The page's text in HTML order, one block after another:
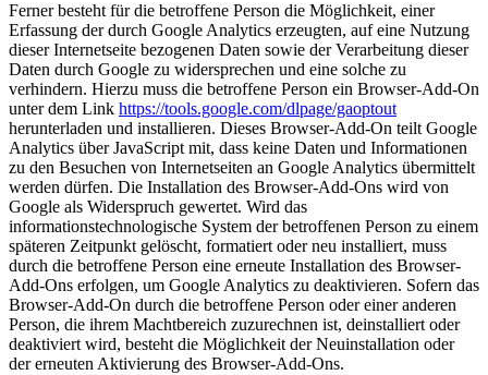
Ferner besteht für die betroffene Person die Möglichkeit, einer
Erfassung der durch Google Analytics erzeugten, auf eine Nutzung
dieser Internetseite bezogenen Daten sowie der Verarbeitung dieser
Daten durch Google zu widersprechen und eine solche zu
verhindern. Hierzu muss die betroffene Person ein Browser-Add-On
unter dem Link https://tools.google.com/dlpage/gaoptout
herunterladen und installieren. Dieses Browser-Add-On teilt Google
Analytics über JavaScript mit, dass keine Daten und Informationen
zu den Besuchen von Internetseiten an Google Analytics übermittelt
werden dürfen. Die Installation des Browser-Add-Ons wird von
Google als Widerspruch gewertet. Wird das
informationstechnologische System der betroffenen Person zu einem
späteren Zeitpunkt gelöscht, formatiert oder neu installiert, muss
durch die betroffene Person eine erneute Installation des Browser-
Add-Ons erfolgen, um Google Analytics zu deaktivieren. Sofern das
Browser-Add-On durch die betroffene Person oder einer anderen
Person, die ihrem Machtbereich zuzurechnen ist, deinstalliert oder
deaktiviert wird, besteht die Möglichkeit der Neuinstallation oder
der erneuten Aktivierung des Browser-Add-Ons.